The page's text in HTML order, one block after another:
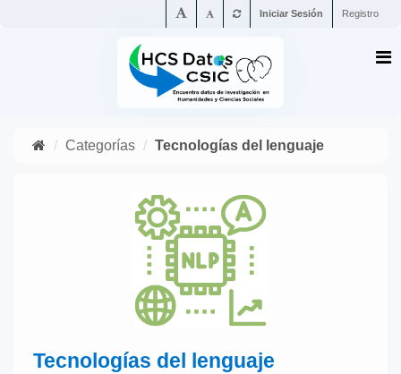
Iniciar Sesión Registro
Categorías Tecnologías del lenguaje
Tecnologías del lenguaje